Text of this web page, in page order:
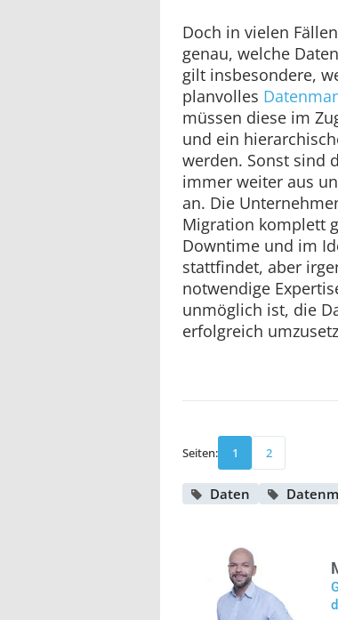
Doch in vielen
genau, welche
gilt insbesondere,
planvolles
müssen diese im
und ein
werden. Sonst sind
immer weiter aus
an. Die
Migration komplett
Downtime und im
stattfindet, aber
notwendige
unmöglich ist, die
erfolgreich
Seiten: 1 2
Daten